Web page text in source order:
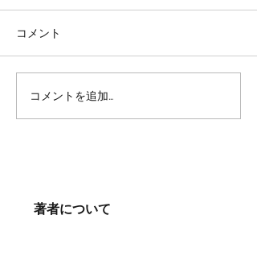
Zillowの不動産投資計算
機能
コメント
コメントを追加…
著者について